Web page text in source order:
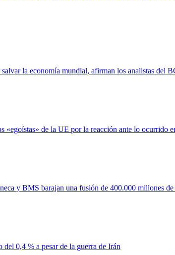
la economía mundial, afirman los analistas del
«egoístas» de la UE por la reacción ante lo ocurrido
y BMS barajan una fusión de 400.000 millones de
0,4 % a pesar de la guerra de Irán